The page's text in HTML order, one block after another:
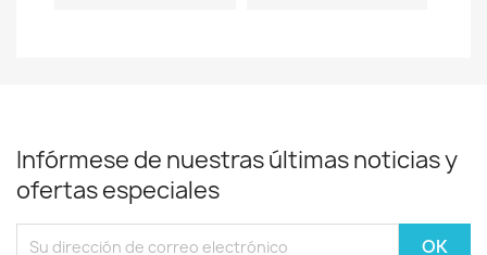
Infórmese de nuestras últimas noticias y
ofertas especiales